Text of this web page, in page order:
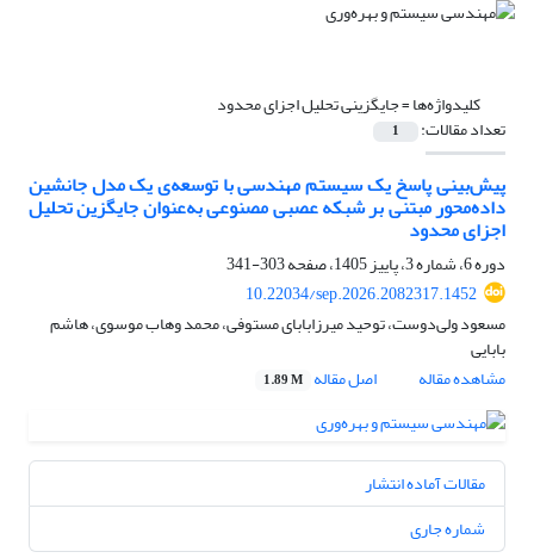
کلیدواژه‌ها =جایگزینی تحلیل اجزای محدود
تعداد مقالات: 1
پیش‌بینی پاسخ یک سیستم مهندسی با توسعه‌ی یک مدل جانشین
داده‌محور مبتنی بر شبکه‌ عصبی مصنوعی به‌عنوان جایگزین تحلیل
اجزای محدود
دوره 6، شماره 3، پاییز 1405، صفحه
303-341
10.22034/sep.2026.2082317.1452
مسعود ولی‌دوست، توحید میرزابابای مستوفی، محمد وهاب موسوی، هاشم
بابایی
مشاهده مقاله
اصل مقاله 1.89 M
مقالات آماده انتشار
شماره جاری